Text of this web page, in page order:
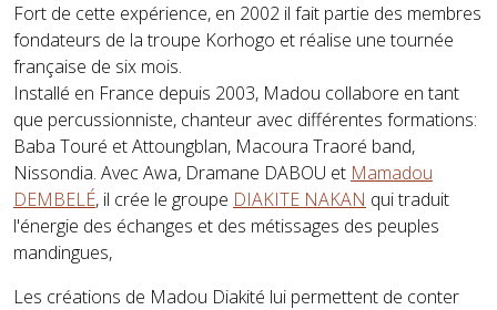
Fort de cette expérience, en 2002 il fait partie des membres
fondateurs de la troupe Korhogo et réalise une tournée
française de six mois.
Installé en France depuis 2003, Madou collabore en tant
que percussionniste, chanteur avec différentes formations:
Baba Touré et Attoungblan, Macoura Traoré band,
Nissondia. Avec Awa, Dramane DABOU et Mamadou
DEMBELÉ, il crée le groupe DIAKITE NAKAN qui traduit
l'énergie des échanges et des métissages des peuples
mandingues,
Les créations de Madou Diakité lui permettent de conter